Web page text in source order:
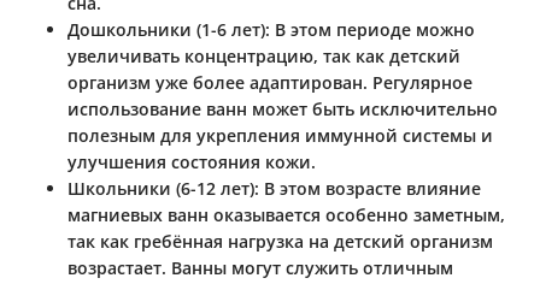
Дошкольники (1-6 лет): В этом периоде можно
увеличивать концентрацию, так как детский
организм уже более адаптирован. Регулярное
использование ванн может быть исключительно
полезным для укрепления иммунной системы и
улучшения состояния кожи.
Школьники (6-12 лет): В этом возрасте влияние
магниевых ванн оказывается особенно заметным,
так как гребённая нагрузка на детский организм
возрастает. Ванны могут служить отличным